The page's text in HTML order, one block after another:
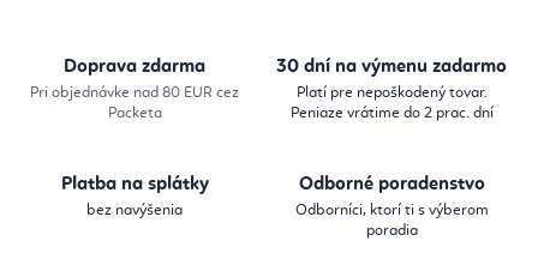
Doprava zdarma
Pri objednávke nad 80 EUR cez
Packeta
30 dní na výmenu zadarmo
Platí pre nepoškodený tovar.
Peniaze vrátime do 2 prac. dní
Platba na splátky
bez navýšenia
Odborné poradenstvo
Odborníci, ktorí ti s výberom
poradia